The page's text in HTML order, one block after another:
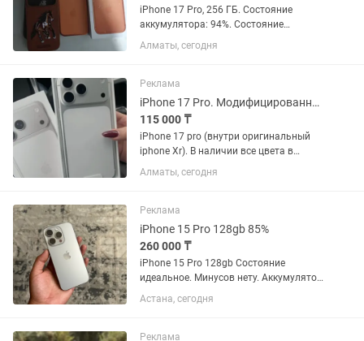
iPhone 17 Pro, 256 ГБ. Состояние
аккумулятора: 94%. Состояние
хорошее. Коробка есть. В подарок 2
чехла. На экране защитное стекло.
оригинальные, менялись. Face ID...
Алматы, сегодня
Реклама
iPhone 17 Pro. Модифицированный XR iPhone .256 гигабайт
115 000 ₸
iPhone 17 pro (внутри оригинальный
iphone Xr). В наличии все цвета в
линейке: черный титан, синий титан,
натуральный титан, белый
айфоне работают, • Полноценная ios,
с...
Алматы, сегодня
Реклама
iPhone 15 Pro 128gb 85%
260 000 ₸
iPhone 15 Pro 128gb Состояние
идеальное. Минусов нету. Аккумулятор:
85% Коробки Нету Менялся дисплей на
оригинал Обмен на 14 про или про
Астана, сегодня
Реклама